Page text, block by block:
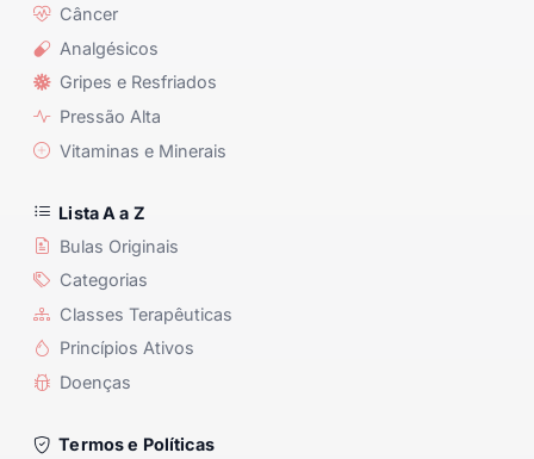
Câncer
Analgésicos
Gripes e Resfriados
Pressão Alta
Vitaminas e Minerais
Lista A a Z
Bulas Originais
Categorias
Classes Terapêuticas
Princípios Ativos
Doenças
Termos e Políticas